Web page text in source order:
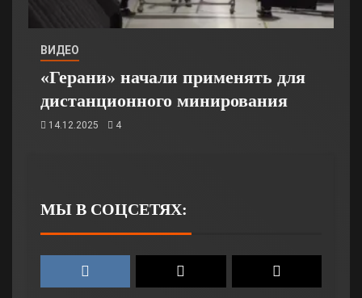
ВИДЕО
«Герани» начали применять для
дистанционного минирования
14.12.2025 4
МЫ В СОЦСЕТЯХ: